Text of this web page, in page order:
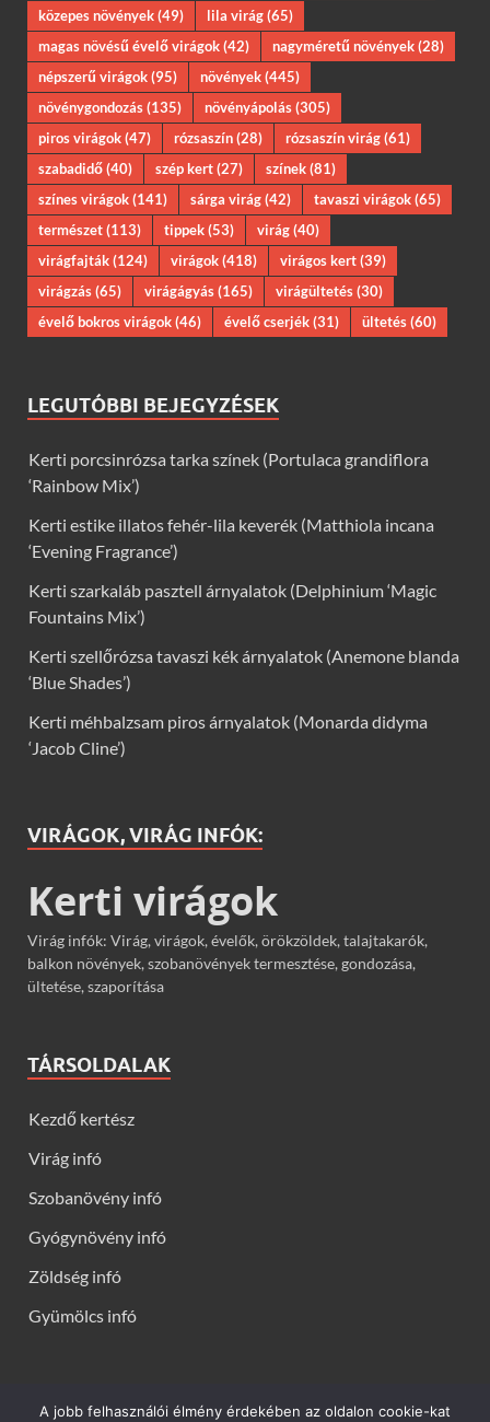
közepes növények(49) lila virág(65)
magas növésű évelő virágok(42) nagyméretű növények(28)
népszerű virágok(95) növények(445)
növénygondozás(135) növényápolás(305)
piros virágok(47) rózsaszín(28) rózsaszín virág(61)
szabadidő(40) szép kert(27) színek(81)
színes virágok(141) sárga virág(42) tavaszi virágok(65)
természet(113) tippek(53) virág(40)
virágfajták(124) virágok(418) virágos kert(39)
virágzás(65) virágágyás(165) virágültetés(30)
évelő bokros virágok(46) évelő cserjék(31) ültetés(60)
LEGUTÓBBI BEJEGYZÉSEK
Kerti porcsinrózsa tarka színek (Portulaca grandiflora
‘Rainbow Mix’)
Kerti estike illatos fehér-lila keverék (Matthiola incana
‘Evening Fragrance’)
Kerti szarkaláb pasztell árnyalatok (Delphinium ‘Magic
Fountains Mix’)
Kerti szellőrózsa tavaszi kék árnyalatok (Anemone blanda
‘Blue Shades’)
Kerti méhbalzsam piros árnyalatok (Monarda didyma
‘Jacob Cline’)
VIRÁGOK, VIRÁG INFÓK:
Kerti virágok
Virág infók: Virág, virágok, évelők, örökzöldek, talajtakarók,
balkon növények, szobanövények termesztése, gondozása,
ültetése, szaporítása
TÁRSOLDALAK
Kezdő kertész
Virág infó
Szobanövény infó
Gyógynövény infó
Zöldség infó
Gyümölcs infó
Kerti virágok - Virág infók: Virág, virágok, évelők, örökzöldek,
A jobb felhasználói élmény érdekében az oldalon cookie-kat